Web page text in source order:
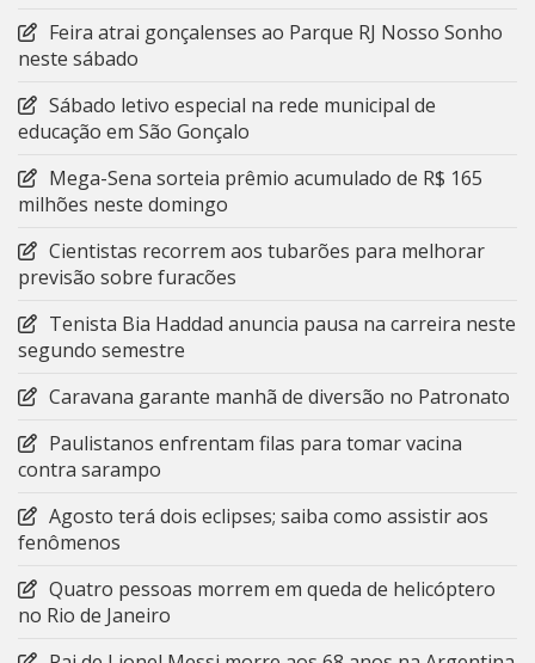
Feira atrai gonçalenses ao Parque RJ Nosso Sonho
neste sábado
Sábado letivo especial na rede municipal de
educação em São Gonçalo
Mega-Sena sorteia prêmio acumulado de R$ 165
milhões neste domingo
Cientistas recorrem aos tubarões para melhorar
previsão sobre furacões
Tenista Bia Haddad anuncia pausa na carreira neste
segundo semestre
Caravana garante manhã de diversão no Patronato
Paulistanos enfrentam filas para tomar vacina
contra sarampo
Agosto terá dois eclipses; saiba como assistir aos
fenômenos
Quatro pessoas morrem em queda de helicóptero
no Rio de Janeiro